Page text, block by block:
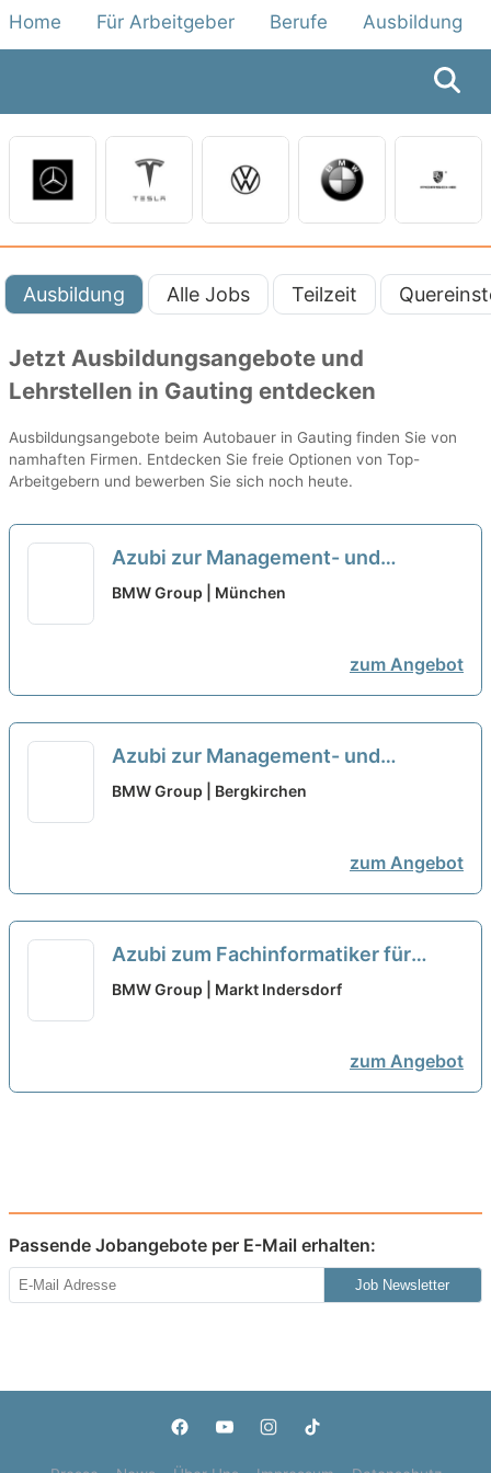
Home Für Arbeitgeber Berufe Ausbildung
Ausbildung Alle Jobs Teilzeit
Jetzt Ausbildungsangebote und
Lehrstellen in Gauting entdecken
Ausbildungsangebote beim Autobauer in Gauting finden Sie von
namhaften Firmen. Entdecken Sie freie Optionen von Top-
Arbeitgebern und bewerben Sie sich noch heute.
Azubi zur Management- und
Projektassistenz (w/m/x) - Werk [11
BMW Group | München
zum Angebot
Azubi zur Management- und
Projektassistenz (w/m/x) - Werk [11
BMW Group | Bergkirchen
zum Angebot
Azubi zum Fachinformatiker für
Daten- und Prozessanalyse (w/m/x)
BMW Group | Markt Indersdorf
zum Angebot
Passende Jobangebote per E-Mail erhalten:
Job Newsletter